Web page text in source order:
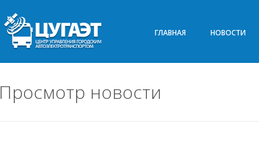
ГЛАВНАЯ НОВОСТИ
Просмотр новости